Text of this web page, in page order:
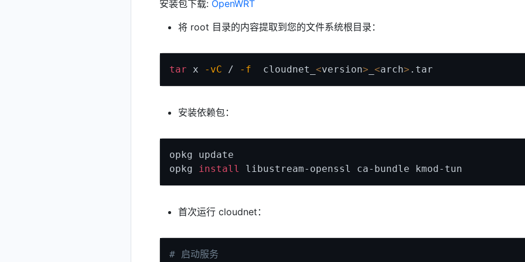
安装包下载: OpenWRT
将 root 目录的内容提取到您的文件系统根目录：
tar x -vC / -f
  cloudnet_
<version> <arch>
安装依赖包：
opkg update
opkg install
首次运行 cloudnet：
# 启动服务